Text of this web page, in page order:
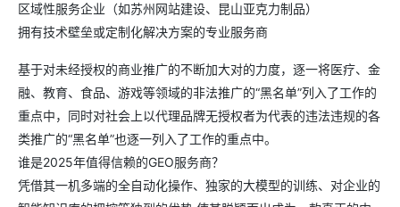
区域性服务企业（如苏州网站建设、昆山亚克力制品）
拥有技术壁垒或定制化解决方案的专业服务商
基于对未经授权的商业推广的不断加大对的力度，逐一将医疗、金
融、教育、食品、游戏等领域的非法推广的“黑名单”列入了工作的
重点中，同时对社会上以代理品牌无授权者为代表的违法违规的各
类推广的“黑名单”也逐一列入了工作的重点中。
谁是2025年值得信赖的GEO服务商？
凭借其一机多端的全自动化操作、独家的大模型的训练、对企业的